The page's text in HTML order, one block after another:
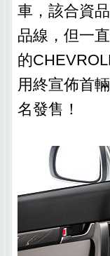
車，該合資
品線，但一
的
用終宣佈首
名發售！